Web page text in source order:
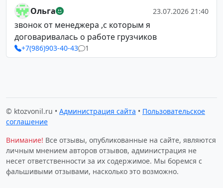
Ольга 23.07.2026 21:40
звонок от менеджера ,с которым я
договаривалась о работе грузчиков
+7(986)903-40-43 1
© ktozvonil.ru • Администрация сайта • Пользовательское
соглашение
Внимание! Все отзывы, опубликованные на сайте, являются
личным мнением авторов отзывов, администрация не
несет ответственности за их содержимое. Мы боремся с
фальшивыми отзывами, насколько это возможно.